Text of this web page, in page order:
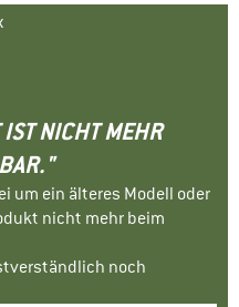
NICHT MEHR
um ein älteres Modell oder
nicht mehr beim
noch